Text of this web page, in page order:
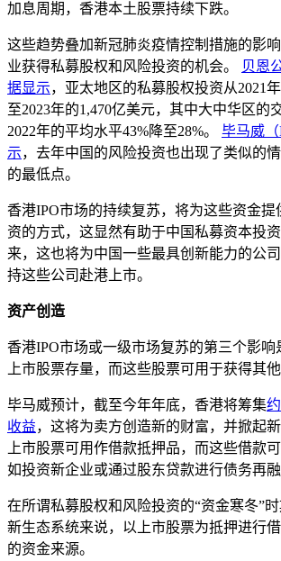
加息周期，香港本土股票持续下跌。
这些趋势叠加新冠肺炎疫情控制措施的影
业获得私募股权和风险投资的机会。
贝恩
据显示，亚太地区的私募股权投资从2021
至2023年的1,470亿美元，其中大中华区的
2022年的平均水平43%降至28%。 毕马威
示，去年中国的风险投资也出现了类似的
的最低点。
香港IPO市场的持续复苏，将为这些资金提
资的方式，这显然有助于中国私募资本投
来，这也将为中国一些最具创新能力的公
持这些公司赴港上市。
资产创造
香港IPO市场或一级市场复苏的第三个影响
上市股票存量，而这些股票可用于获得其
毕马威预计，截至今年年底，香港将筹集
收益，这将为卖方创造新的财富，并掀起
上市股票可用作借款抵押品，而这些借款
如投资新企业或通过股东贷款进行债务再融
在所谓私募股权和风险投资的“资金寒冬”
新生态系统来说，以上市股票为抵押进行
的资金来源。